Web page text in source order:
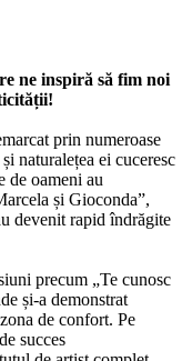
ne inspiră să fim noi
prin numeroase
naturalețea ei cuceresc
de oameni au
și Gioconda”,
devenit rapid îndrăgite
precum „Te cunosc
și-a demonstrat
de confort. Pe
succes